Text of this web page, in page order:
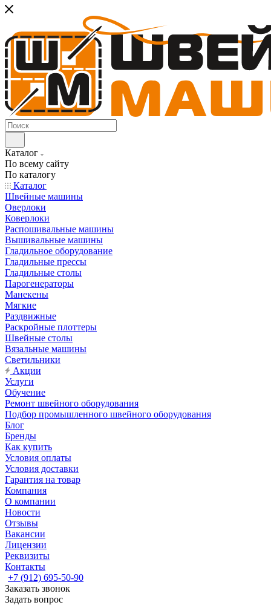
Каталог
По всему сайту
По каталогу
Каталог
Швейные машины
Оверлоки
Коверлоки
Распошивальные машины
Вышивальные машины
Гладильное оборудование
Гладильные прессы
Гладильные столы
Парогенераторы
Манекены
Мягкие
Раздвижные
Раскройные плоттеры
Швейные столы
Вязальные машины
Светильники
Акции
Услуги
Обучение
Ремонт швейного оборудования
Подбор промышленного швейного оборудования
Блог
Бренды
Как купить
Условия оплаты
Условия доставки
Гарантия на товар
Компания
О компании
Новости
Отзывы
Вакансии
Лицензии
Реквизиты
Контакты
+7 (912) 695-50-90
Заказать звонок
Задать вопрос